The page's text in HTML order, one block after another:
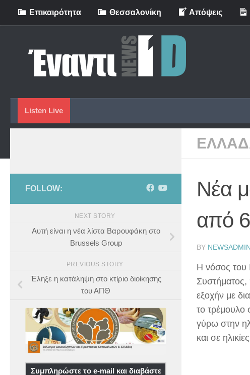
Skip to content
Eπικαιρότητα Θεσσαλονίκη Απόψεις
Listen Live
Νέα
από
BY
Η νόσος του
Συστήματος,
εξοχήν με
το τρέμουλο
γύρω στην
και σε
FOLLOW:
NEXT STORY
Αυτή είναι η νέα λίστα Βαρουφάκη στο
Brussels Group
PREVIOUS STORY
Έληξε η κατάληψη στο κτίριο διοίκησης
του ΑΠΘ
Συμπληρώστε το e-mail και διαβάστε